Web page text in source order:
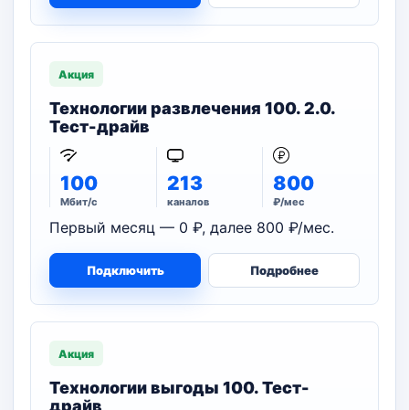
Акция
Технологии развлечения 100. 2.0.
Тест-драйв
100
Мбит/с
213
каналов
800
₽/мес
Первый месяц — 0 ₽, далее 800 ₽/мес.
Подключить Подробнее
Акция
Технологии выгоды 100. Тест-
драйв